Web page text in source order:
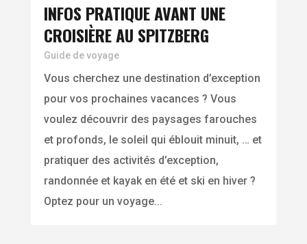
INFOS PRATIQUE AVANT UNE
CROISIÈRE AU SPITZBERG
Guide de voyage
Vous cherchez une destination d’exception
pour vos prochaines vacances ? Vous
voulez découvrir des paysages farouches
et profonds, le soleil qui éblouit minuit, … et
pratiquer des activités d’exception,
randonnée et kayak en été et ski en hiver ?
Optez pour un voyage...